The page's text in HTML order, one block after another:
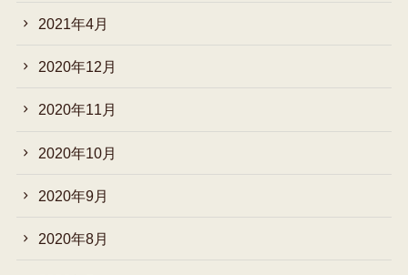
2021年4月
2020年12月
2020年11月
2020年10月
2020年9月
2020年8月